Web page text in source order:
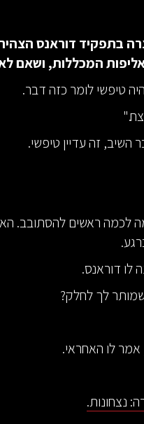
המכללות, ושאם
טיפשי לומר כזה דבר.
זה עדיין טיפשי.
לכמה ראשים להסתובב.
דוראנס.
לך לחלק?
לו האחראי.
נצחונות.